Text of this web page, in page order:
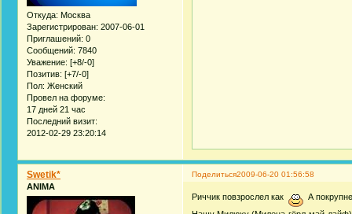
Откуда: Москва
Зарегистрирован: 2007-06-01
Приглашений: 0
Сообщений: 7840
Уважение: [+8/-0]
Позитив: [+7/-0]
Пол: Женский
Провел на форуме:
17 дней 21 час
Последний визит:
2012-02-29 23:20:14
Поделиться2009-06-20 01:56:58
Swetik*
ANIMA
Риччик повзрослел как
А